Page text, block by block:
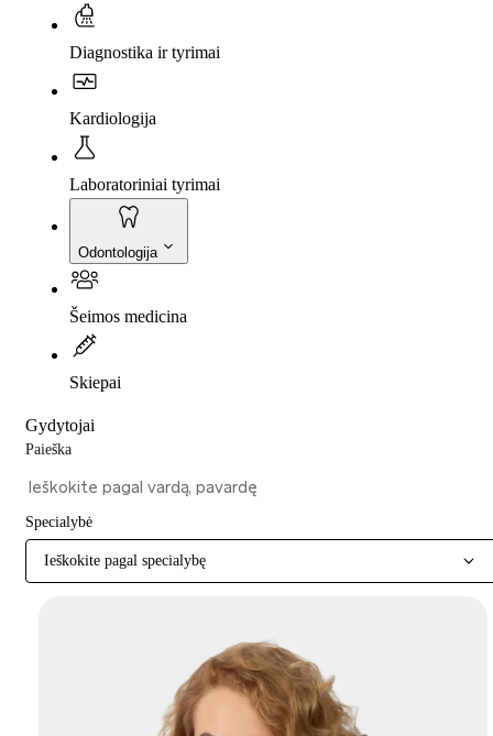
Diagnostika ir tyrimai
Kardiologija
Laboratoriniai tyrimai
Odontologija
Šeimos medicina
Skiepai
Gydytojai
Paieška
Specialybė
Ieškokite pagal specialybę